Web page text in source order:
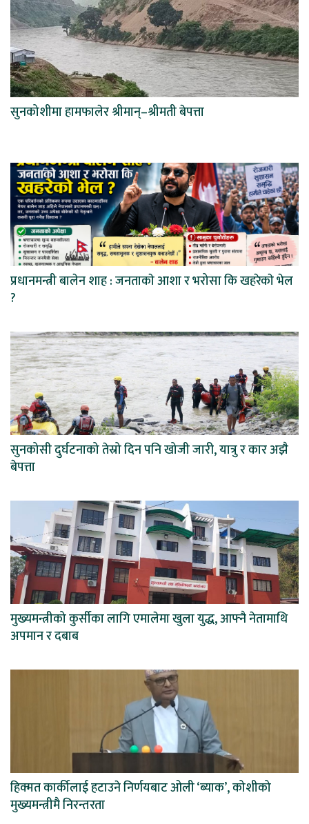
सुनकोशीमा हामफालेर श्रीमान्–श्रीमती बेपत्ता
प्रधानमन्त्री बालेन शाह : जनताकाे आशा र भरोसा कि खहरेकाे भेल
?
सुनकोसी दुर्घटनाको तेस्रो दिन पनि खोजी जारी, यात्रु र कार अझै
बेपत्ता
मुख्यमन्त्रीको कुर्सीका लागि एमालेमा खुला युद्ध, आफ्नै नेतामाथि
अपमान र दबाब
हिक्मत कार्कीलाई हटाउने निर्णयबाट ओली ‘ब्याक’, कोशीको
मुख्यमन्त्रीमै निरन्तरता